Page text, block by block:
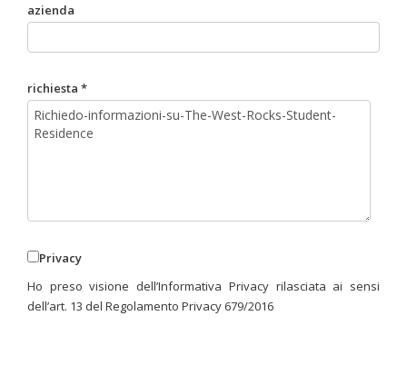
azienda
richiesta *
Privacy
Ho preso visione dell’Informativa Privacy rilasciata ai sensi
dell’art. 13 del Regolamento Privacy 679/2016